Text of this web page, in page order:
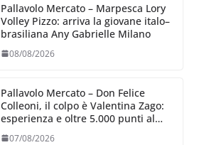
Pallavolo Mercato – Marpesca Lory
Volley Pizzo: arriva la giovane italo–
brasiliana Any Gabrielle Milano
08/08/2026
Pallavolo Mercato – Don Felice
Colleoni, il colpo è Valentina Zago:
esperienza e oltre 5.000 punti al
servizio di Trescore
07/08/2026